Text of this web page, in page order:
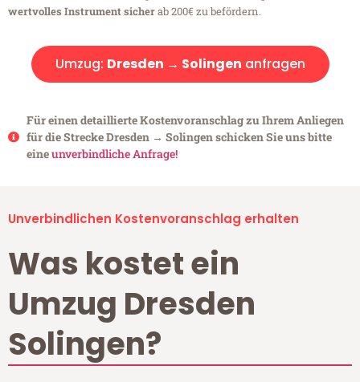
wertvolles Instrument sicherab 200€ zu befördern.
Umzug: Dresden → Solingen anfragen
Für einen detaillierte Kostenvoranschlag zu Ihrem Anliegen
für die Strecke Dresden → Solingen schicken Sie uns bitte
eineunverbindliche Anfrage!
Unverbindlichen Kostenvoranschlag erhalten
Was kostet ein
Umzug Dresden
Solingen?